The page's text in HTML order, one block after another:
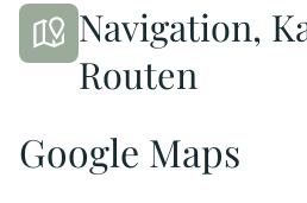
Navigation,
Routen
Google Maps